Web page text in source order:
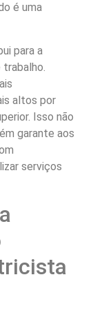
é uma
para a
altos por
Isso não
garante aos
serviços